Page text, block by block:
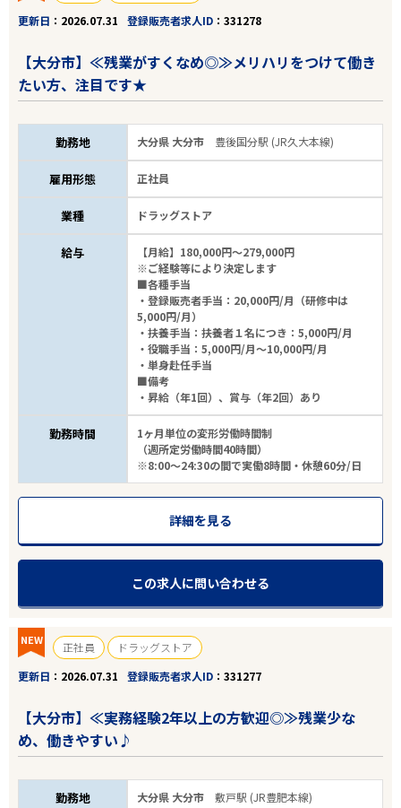
更新日
2026.07.31 登録販売者求人ID 331278
【大分市】≪残業がすくなめ◎≫メリハリをつけて働き
たい方、注目です★
勤務地 大分県 大分市 豊後国分駅 (JR久大本線)
雇用形態 正社員
業種 ドラッグストア
給与
【月給】180,000円～279,000円
※ご経験等により決定します
■各種手当
・登録販売者手当：20,000円/月（研修中は
5,000円/月）
・扶養手当：扶養者１名につき：5,000円/月
・役職手当：5,000円/月～10,000円/月
・単身赴任手当
■備考
・昇給（年1回）、賞与（年2回）あり
勤務時間
1ヶ月単位の変形労働時間制
（週所定労働時間40時間）
※8:00～24:30の間で実働8時間・休憩60分/日
詳細を見る
この求人に問い合わせる
NEW 正社員
ドラッグストア
更新日
2026.07.31 登録販売者求人ID 331277
【大分市】≪実務経験2年以上の方歓迎◎≫残業少な
め、働きやすい♪
勤務地 大分県 大分市敷戸駅 (JR豊肥本線)